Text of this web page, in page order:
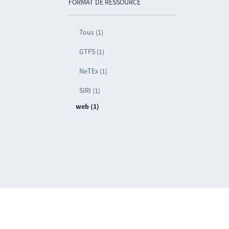
FORMAT DE RESSOURCE
Tous (1)
GTFS (1)
NeTEx (1)
SIRI (1)
web (1)